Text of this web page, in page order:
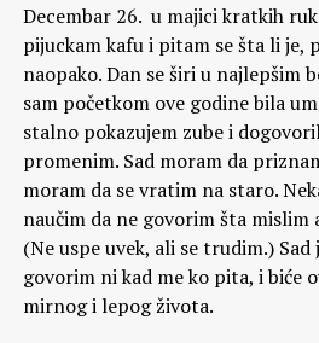
Decembar 26. u majici kratkih
pijuckam kafu i pitam se šta li je,
naopako. Dan se širi u najlepšim
sam početkom ove godine bila
stalno pokazujem zube i
promenim. Sad moram da
moram da se vratim na staro.
naučim da ne govorim šta mislim
(Ne uspe uvek, ali se trudim.) Sad
govorim ni kad me ko pita, i biće
mirnog i lepog života.